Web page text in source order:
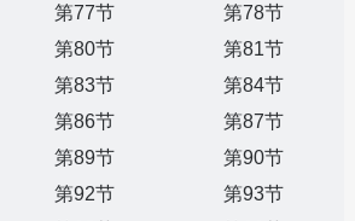
第77节
第78节
第80节
第81节
第83节
第84节
第86节
第87节
第89节
第90节
第92节
第93节